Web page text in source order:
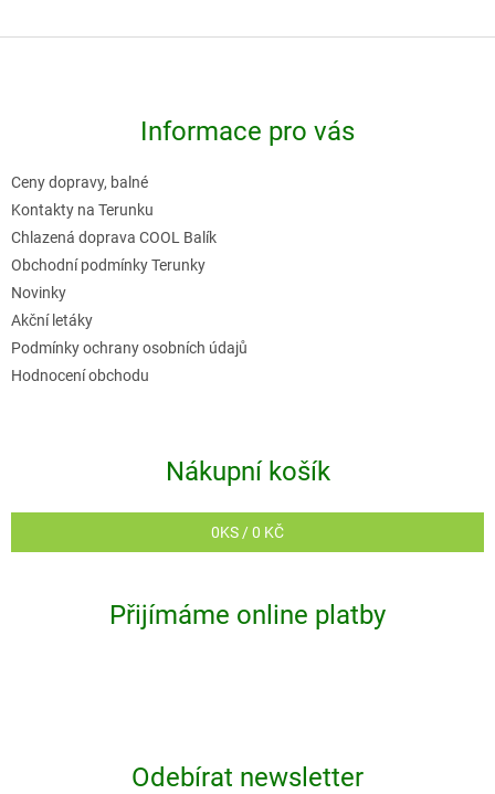
Informace pro vás
Ceny dopravy, balné
Kontakty na Terunku
Chlazená doprava COOL Balík
Obchodní podmínky Terunky
Novinky
Akční letáky
Podmínky ochrany osobních údajů
Hodnocení obchodu
Nákupní košík
0KS /0 KČ
Přijímáme online platby
Odebírat newsletter